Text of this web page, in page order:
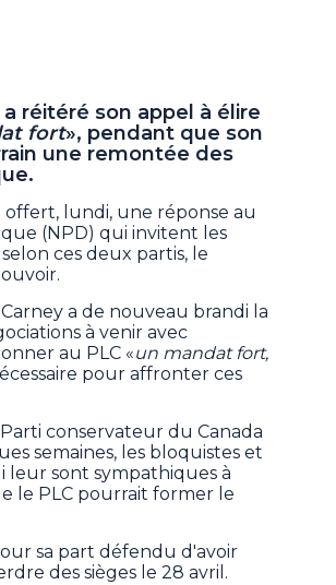
réitéré son appel à élire
fort», pendant que son
une remontée des
offert, lundi, une réponse au
(NPD) qui invitent les
ces deux partis, le
a de nouveau brandi la
à venir avec
au PLC «un mandat fort,
pour affronter ces
conservateur du Canada
semaines, les bloquistes et
sont sympathiques à
le PLC pourrait former le
sa part défendu d'avoir
des sièges le 28 avril.